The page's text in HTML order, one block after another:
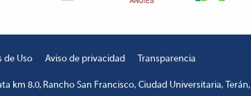
de Uso Aviso de privacidad Transparencia
km 8.0, Rancho San Francisco, Ciudad Universitaria, Terán,